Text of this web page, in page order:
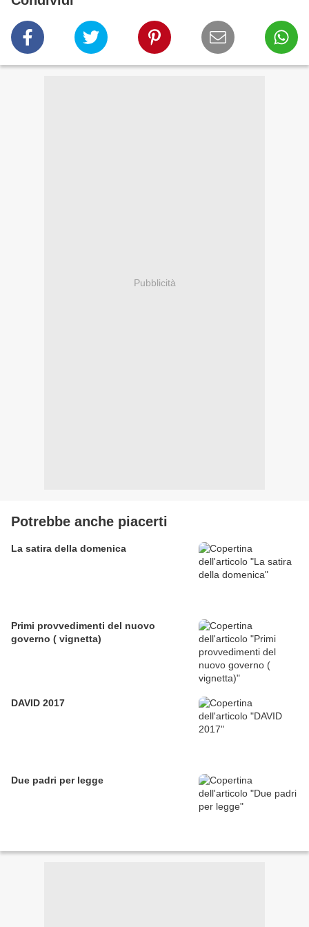
Pubblicità
Potrebbe anche piacerti
La satira della domenica
Primi provvedimenti del nuovo
governo ( vignetta)
DAVID 2017
Due padri per legge